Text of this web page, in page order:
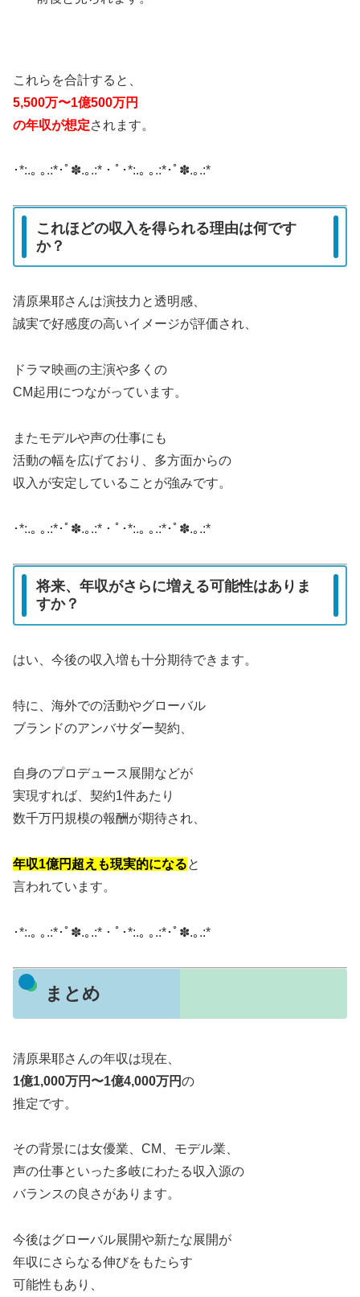
これらを合計すると、
5,500万〜1億500万円
の年収が想定されます。
･*:.｡ ｡.:*･ﾟ✽.｡.:*・ﾟ･*:.｡ ｡.:*･ﾟ✽.｡.:*
これほどの収入を得られる理由は何です
か？
清原果耶さんは演技力と透明感、
誠実で好感度の高いイメージが評価され、
ドラマ映画の主演や多くの
CM起用につながっています。
またモデルや声の仕事にも
活動の幅を広げており、多方面からの
収入が安定していることが強みです。
･*:.｡ ｡.:*･ﾟ✽.｡.:*・ﾟ･*:.｡ ｡.:*･ﾟ✽.｡.:*
将来、年収がさらに増える可能性はありま
すか？
はい、今後の収入増も十分期待できます。
特に、海外での活動やグローバル
ブランドのアンバサダー契約、
自身のプロデュース展開などが
実現すれば、契約1件あたり
数千万円規模の報酬が期待され、
年収1億円超えも現実的になると
言われています。
･*:.｡ ｡.:*･ﾟ✽.｡.:*・ﾟ･*:.｡ ｡.:*･ﾟ✽.｡.:*
まとめ
清原果耶さんの年収は現在、
1億1,000万円〜1億4,000万円の
推定です。
その背景には女優業、CM、モデル業、
声の仕事といった多岐にわたる収入源の
バランスの良さがあります。
今後はグローバル展開や新たな展開が
年収にさらなる伸びをもたらす
可能性もあり、